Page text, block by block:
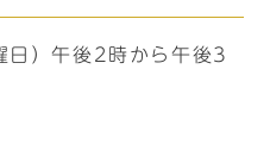
）午後2時から午後3